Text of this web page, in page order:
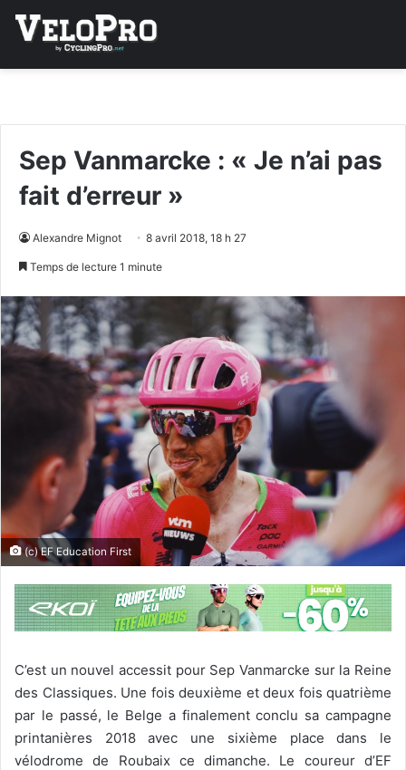
Sep Vanmarcke : « Je n’ai pas
fait d’erreur »
Alexandre Mignot 8 avril 2018, 18 h 27
Temps de lecture 1 minute
(c) EF Education First
C’est un nouvel accessit pour Sep Vanmarcke sur la Reine
des Classiques. Une fois deuxième et deux fois quatrième
par le passé, le Belge a finalement conclu sa campagne
printanières 2018 avec une sixième place dans le
vélodrome de Roubaix ce dimanche. Le coureur d’EF